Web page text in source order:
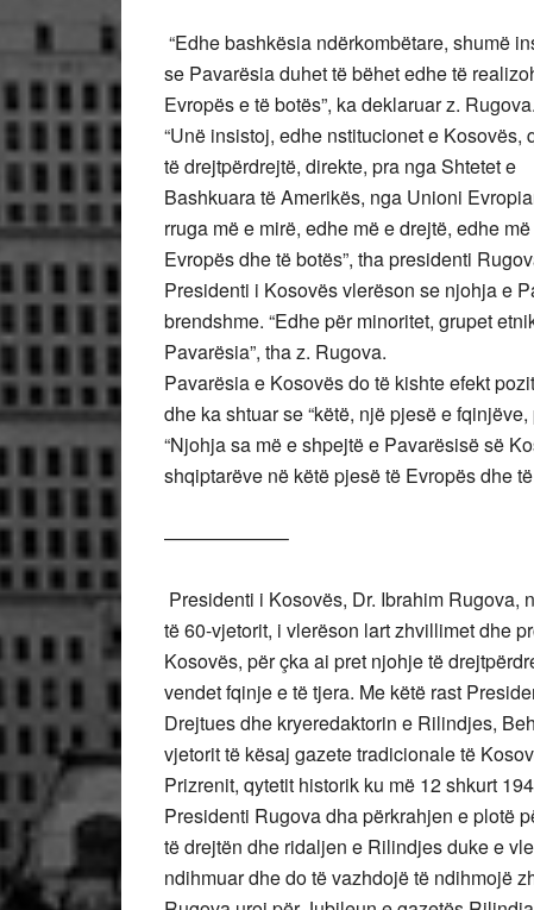
“Edhe bashkësia ndërkombëtare, shumë
se Pavarësia duhet të bëhet edhe të
Evropës e të botës”, ka deklaruar z. Rugova.
“Unë insistoj, edhe nstitucionet e
të drejtpërdrejtë, direkte, pra nga Shtetet e
Bashkuara të Amerikës, nga Unioni
rruga më e mirë, edhe më e drejtë, edhe
Evropës dhe të botës”, tha presidenti
Presidenti i Kosovës vlerëson se njohja e
brendshme. “Edhe për minoritet, grupet
Pavarësia”, tha z. Rugova.
Pavarësia e Kosovës do të kishte efekt
dhe ka shtuar se “këtë, një pjesë e
“Njohja sa më e shpejtë e Pavarësisë së
shqiptarëve në këtë pjesë të Evropës dhe
——————–
Presidenti i Kosovës, Dr. Ibrahim
të 60-vjetorit, i vlerëson lart zhvillimet dhe
Kosovës, për çka ai pret njohje të
vendet fqinje e të tjera. Me këtë rast
Drejtues dhe kryeredaktorin e Rilindjes,
vjetorit të kësaj gazete tradicionale të
Prizrenit, qytetit historik ku më 12 shkurt
Presidenti Rugova dha përkrahjen e plotë
të drejtën dhe ridaljen e Rilindjes duke e
ndihmuar dhe do të vazhdojë të ndihmojë